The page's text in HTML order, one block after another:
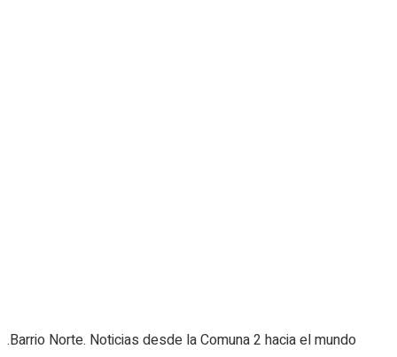
.Barrio Norte. Noticias desde la Comuna 2 hacia el mundo